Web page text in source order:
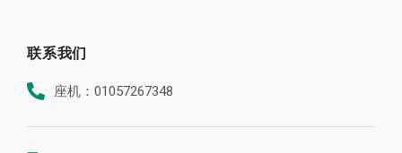
联系我们
座机：01057267348